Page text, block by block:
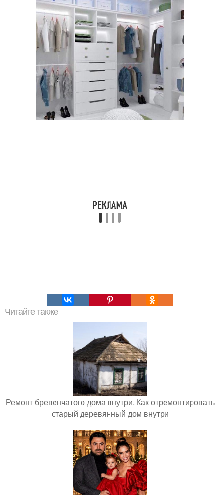
Читайте также
Ремонт бревенчатого дома внутри. Как отремонтировать
старый деревянный дом внутри